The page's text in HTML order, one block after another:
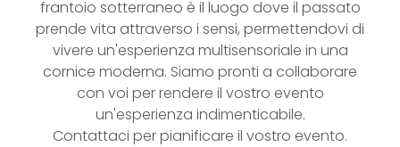
frantoio sotterraneo è il luogo dove il passato
prende vita attraverso i sensi, permettendovi di
vivere un'esperienza multisensoriale in una
cornice moderna. Siamo pronti a collaborare
con voi per rendere il vostro evento
un'esperienza indimenticabile.
Contattaci per pianificare il vostro evento.